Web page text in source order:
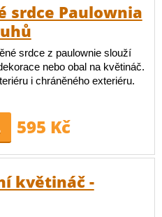
srdce Paulownia
srdce z paulownie slouží
nebo obal na květináč.
i chráněného exteriéru.
595 Kč
květináč -